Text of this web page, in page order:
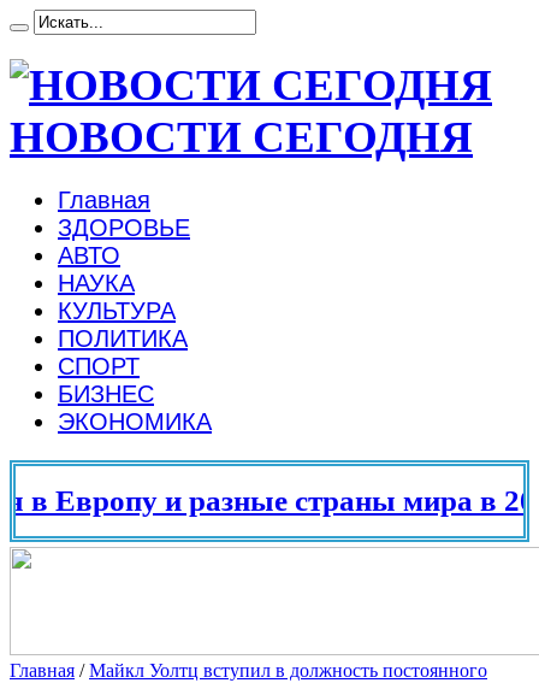
НОВОСТИ СЕГОДНЯ
Главная
ЗДОРОВЬЕ
АВТО
НАУКА
КУЛЬТУРА
ПОЛИТИКА
СПОРТ
БИЗНЕС
ЭКОНОМИКА
Европу и разные страны мира в
Главная /Майкл Уолтц вступил в должность постоянного